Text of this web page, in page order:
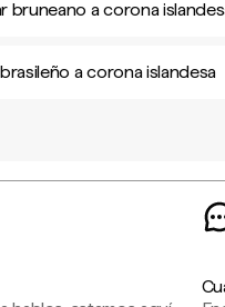
bruneano a corona
a corona islandesa